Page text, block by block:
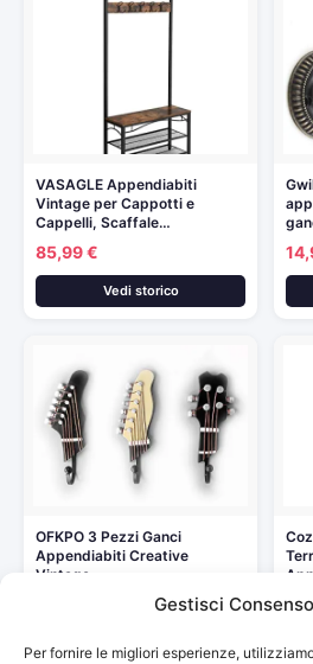
Gestisci
Per fornire le migliori esperienze,
VASAGLE Appendiabiti
Vintage per Cappotti e
Cappelli, Scaffale…
85,99 €
Vedi storico
OFKPO 3 Pezzi Ganci
Appendiabiti Creative
Vintage –…